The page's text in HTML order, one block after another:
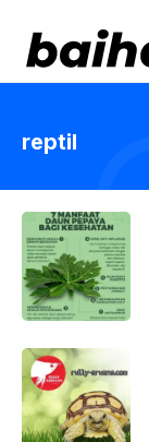
content
reptil